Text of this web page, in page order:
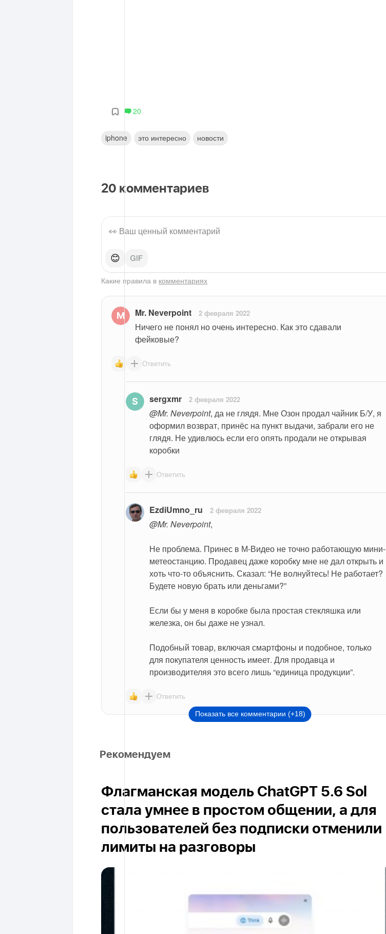
20
iphone это интересно новости
20 комментариев
😊
Какие правила в комментариях
Mr. Neverpoint 2 февраля 2022
Ничего не понял но очень интересно. Как это сдавали
фейковые?
Ответить
sergxmr 2 февраля 2022
@Mr. Neverpoint, да не глядя. Мне Озон продал чайник Б/У, я
оформил возврат, принёс на пункт выдачи, забрали его не
глядя. Не удивлюсь если его опять продали не открывая
коробки
Ответить
EzdiUmno_ru 2 февраля 2022
@Mr. Neverpoint,
Не проблема. Принес в М-Видео не точно работающую мини-
метеостанцию. Продавец даже коробку мне не дал открыть и
хоть что-то объяснить. Сказал: “Не волнуйтесь! Не работает?
Будете новую брать или деньгами?”
Если бы у меня в коробке была простая стекляшка или
железка, он бы даже не узнал.
Подобный товар, включая смартфоны и подобное, только
для покупателя ценность имеет. Для продавца и
производителяя это всего лишь “единица продукции”.
Ответить
Показать все комментарии (+18)
Рекомендуем
Флагманская модель ChatGPT 5.6 Sol
стала умнее в простом общении, а для
пользователей без подписки отменили
лимиты на разговоры